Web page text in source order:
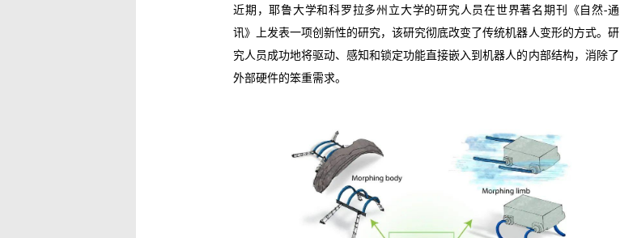
近期，耶鲁大学和科罗拉多州立大学的研究人员在世界著名期刊《自然-通
讯》上发表一项创新性的研究，该研究彻底改变了传统机器人变形的方式。研
究人员成功地将驱动、感知和锁定功能直接嵌入到机器人的内部结构，消除了
外部硬件的笨重需求。